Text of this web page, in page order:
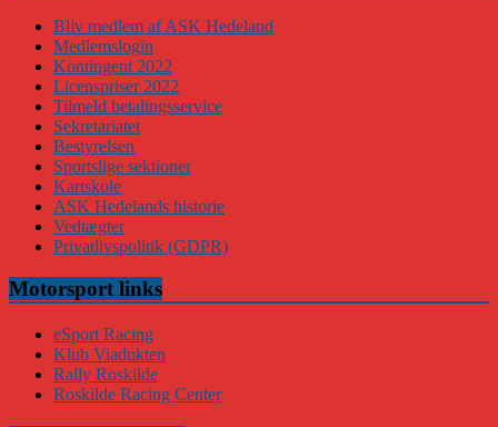
Bliv medlem af ASK Hedeland
Medlemslogin
Kontingent 2022
Licenspriser 2022
Tilmeld betalingsservice
Sekretariatet
Bestyrelsen
Sportslige sektioner
Kartskole
ASK Hedelands historie
Vedtægter
Privatlivspolitik (GDPR)
Motorsport links
eSport Racing
Klub Viadukten
Rally Roskilde
Roskilde Racing Center